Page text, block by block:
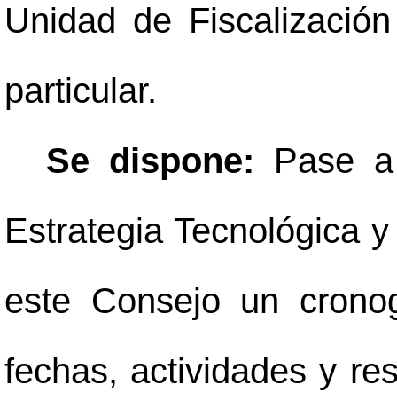
Unidad de
particular.
Se dispone: Pase
Estrategia Tecnológica
este Consejo un
fechas, actividades y